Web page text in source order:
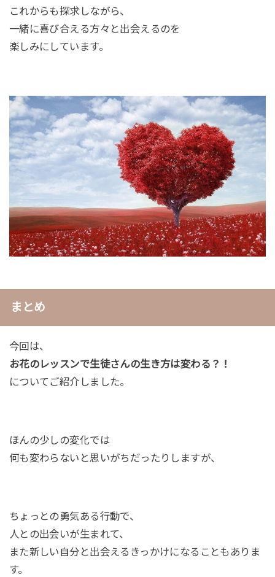
これからも探求しながら、
一緒に喜び合える方々と出会えるのを
楽しみにしています。
まとめ
今回は、
お花のレッスンで生徒さんの生き方は変わる？！
についてご紹介しました。
ほんの少しの変化では
何も変わらないと思いがちだったりしますが、
ちょっとの勇気ある行動で、
人との出会いが生まれて、
また新しい自分と出会えるきっかけになることもありま
す。